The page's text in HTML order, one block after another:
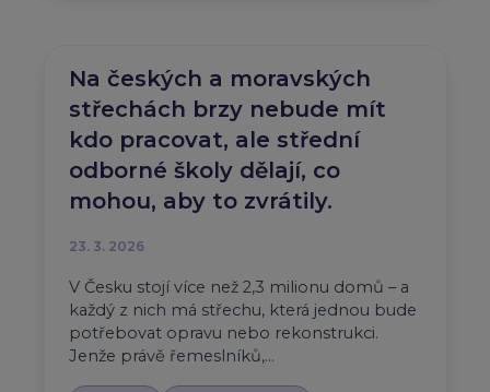
Na českých a moravských
střechách brzy nebude mít
kdo pracovat, ale střední
odborné školy dělají, co
mohou, aby to zvrátily.
23. 3. 2026
V Česku stojí více než 2,3 milionu domů – a
každý z nich má střechu, která jednou bude
potřebovat opravu nebo rekonstrukci.
Jenže právě řemeslníků,…